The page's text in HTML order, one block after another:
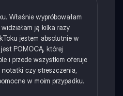
Właśnie wypróbowałam
ją kilka razy
jestem absolutnie w
POMOCĄ, której
i przede wszystkim oferuje
czy streszczenia,
w moim przypadku.